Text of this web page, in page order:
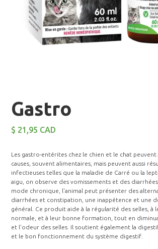
Gastro
$ 21,95 CAD
Les gastro-entérites chez le chien et le chat
causes, souvent alimentaires, mais peuvent aussi
infectieuses telles que la maladie de Carré ou la
aigu, on observe des vomissements et des
mode chronique, l'animal peut présenter des
diarrhées et constipation, une inappétence et une
général. Ce produit aide à la régularité des selles, à
normale, et à leur bonne formation, tout en
et l'odeur des selles. Il soutient également la
et le bon fonctionnement du système digestif.